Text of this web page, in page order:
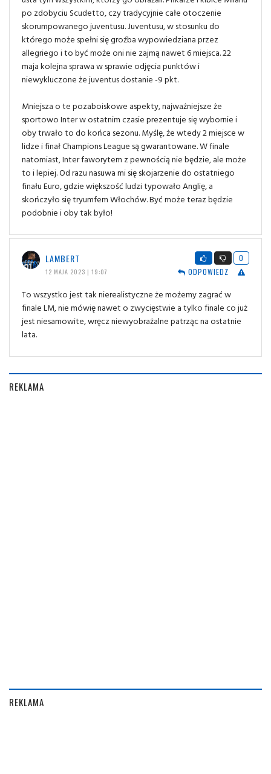
po zdobyciu Scudetto, czy tradycyjnie całe otoczenie
skorumpowanego juventusu. Juventusu, w stosunku do
którego może spełni się groźba wypowiedziana przez
allegriego i to być może oni nie zajmą nawet 6 miejsca. 22
maja kolejna sprawa w sprawie odjęcia punktów i
niewykluczone że juventus dostanie -9 pkt.
Mniejsza o te pozaboiskowe aspekty, najważniejsze że
sportowo Inter w ostatnim czasie prezentuje się wybornie i
oby trwało to do końca sezonu. Myślę, że wtedy 2 miejsce w
lidze i finał Champions League są gwarantowane. W finale
natomiast, Inter faworytem z pewnością nie będzie, ale może
to i lepiej. Od razu nasuwa mi się skojarzenie do ostatniego
finału Euro, gdzie większość ludzi typowało Anglię, a
skończyło się tryumfem Włochów. Być może teraz będzie
podobnie i oby tak było!
LAMBERT
12 MAJA 2023 | 19:07
0
ODPOWIEDZ
To wszystko jest tak nierealistyczne że możemy zagrać w
finale LM, nie mówię nawet o zwycięstwie a tylko finale co już
jest niesamowite, wręcz niewyobrażalne patrząc na ostatnie
lata.
REKLAMA
REKLAMA